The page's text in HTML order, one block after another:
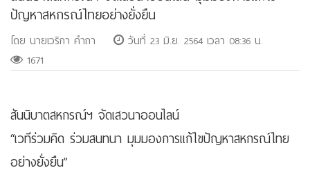
ปัญหาสหกรณ์ไทยอย่างยั่งยืน
โดย นายเวริกา คำถา
วันที่ 23 มิ.ย. 2564 เวลา 08:36 น.
1671
สันนิบาตสหกรณ์ฯ จัดเสวนาออนไลน์
“เวทีร่วมคิด ร่วมสนทนา มุมมองการแก้ไขปัญหาสหกรณ์ไทย
อย่างยั่งยืน”